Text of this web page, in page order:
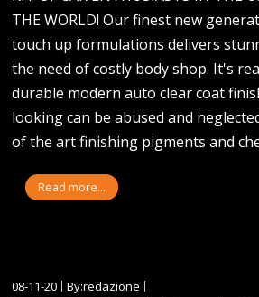
THE WORLD! Our finest new
touch up formulations delivers
the need of costly body shop. It's
durable modern auto clear coat
looking can be abused and
of the art finishing pigments and
Read more...
08-11-20
By:redazione